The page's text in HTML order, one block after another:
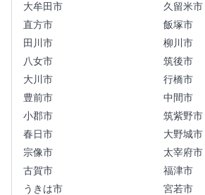
大牟田市
久留米市
直方市
飯塚市
田川市
柳川市
八女市
筑後市
大川市
行橋市
豊前市
中間市
小郡市
筑紫野市
春日市
大野城市
宗像市
太宰府市
古賀市
福津市
うきは市
宮若市